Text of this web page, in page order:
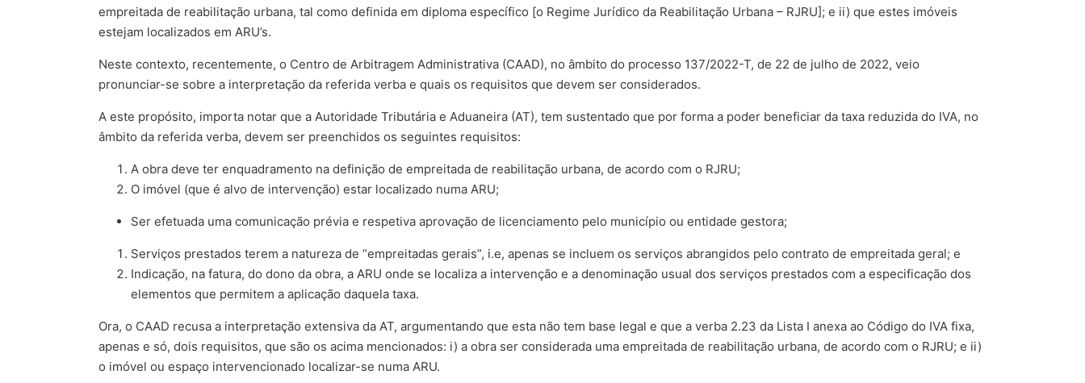
empreitada de reabilitação urbana, tal como definida em diploma específico [o Regime Jurídico da Reabilitação Urbana – RJRU]; e ii) que estes imóveis
estejam localizados em ARU’s.
Neste contexto, recentemente, o Centro de Arbitragem Administrativa (CAAD), no âmbito do processo 137/2022-T, de 22 de julho de 2022, veio
pronunciar-se sobre a interpretação da referida verba e quais os requisitos que devem ser considerados.
A este propósito, importa notar que a Autoridade Tributária e Aduaneira (AT), tem sustentado que por forma a poder beneficiar da taxa reduzida do IVA, no
âmbito da referida verba, devem ser preenchidos os seguintes requisitos:
A obra deve ter enquadramento na definição de empreitada de reabilitação urbana, de acordo com o RJRU;
O imóvel (que é alvo de intervenção) estar localizado numa ARU;
Ser efetuada uma comunicação prévia e respetiva aprovação de licenciamento pelo município ou entidade gestora;
Serviços prestados terem a natureza de “empreitadas gerais”, i.e, apenas se incluem os serviços abrangidos pelo contrato de empreitada geral; e
Indicação, na fatura, do dono da obra, a ARU onde se localiza a intervenção e a denominação usual dos serviços prestados com a especificação dos
elementos que permitem a aplicação daquela taxa.
Ora, o CAAD recusa a interpretação extensiva da AT, argumentando que esta não tem base legal e que a verba 2.23 da Lista I anexa ao Código do IVA fixa,
apenas e só, dois requisitos, que são os acima mencionados: i) a obra ser considerada uma empreitada de reabilitação urbana, de acordo com o RJRU; e ii)
o imóvel ou espaço intervencionado localizar-se numa ARU.